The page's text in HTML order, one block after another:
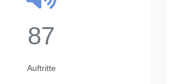
87
Auftritte